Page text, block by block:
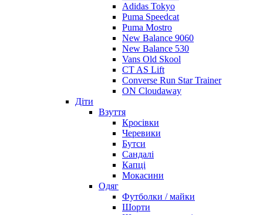
Adidas Tokyo
Puma Speedcat
Puma Mostro
New Balance 9060
New Balance 530
Vans Old Skool
CT AS Lift
Converse Run Star Trainer
ON Cloudaway
Діти
Взуття
Кросівки
Черевики
Бутси
Сандалі
Капці
Мокасини
Одяг
Футболки / майки
Шорти